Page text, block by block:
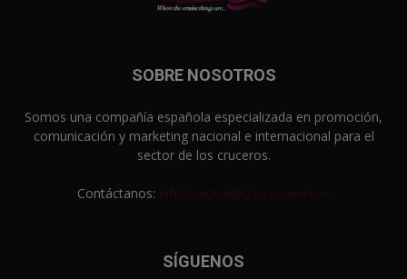
SOBRE NOSOTROS
Somos una compañía española especializada en promoción,
comunicación y marketing nacional e internacional para el
sector de los cruceros.
Contáctanos: informacion@cruisesnews.es
SÍGUENOS